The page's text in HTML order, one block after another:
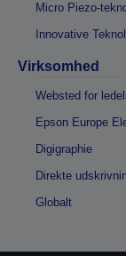
Micro Piezo-
Innovative
Virksomhed
Websted for
Epson Europe
Digigraphie
Direkte
Globalt